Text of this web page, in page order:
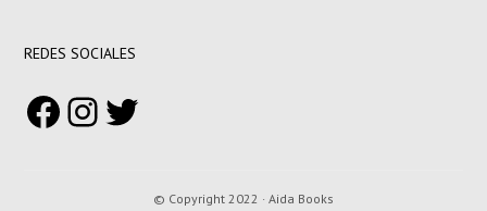
REDES SOCIALES
Facebook
Instagram
Twitter
© Copyright 2022 · Aida Books